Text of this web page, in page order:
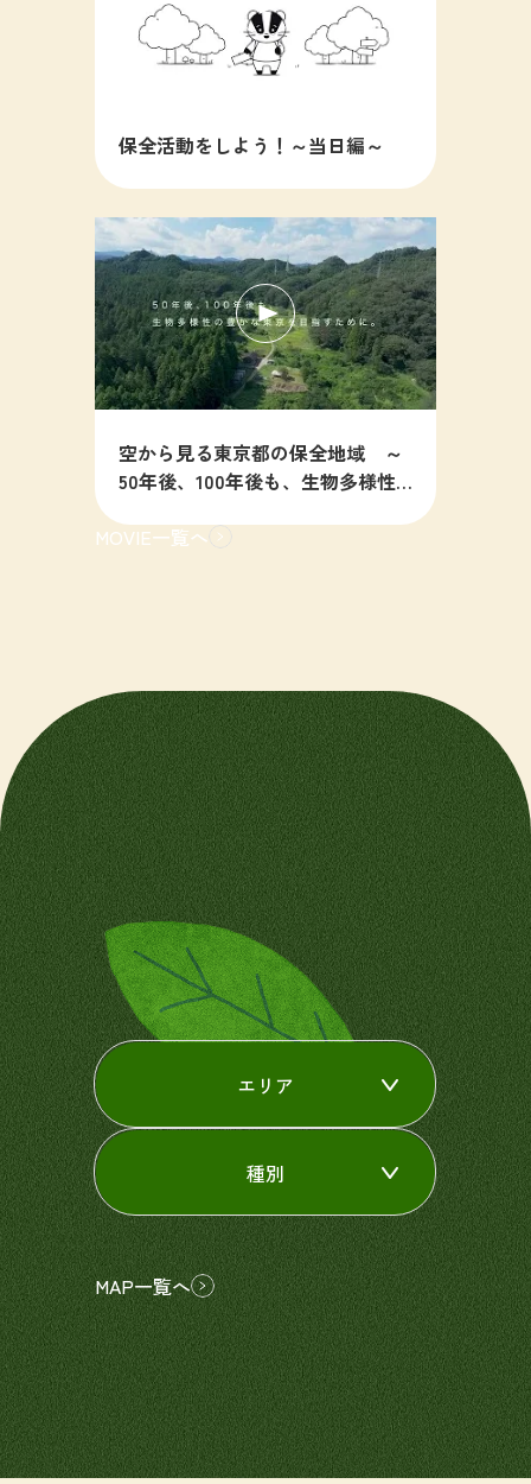
保全活動をしよう！～当日編～
空から見る東京都の保全地域 ～
50年後、100年後も、生物多様性
MOVIE一覧へ
エリア
種別
MAP一覧へ